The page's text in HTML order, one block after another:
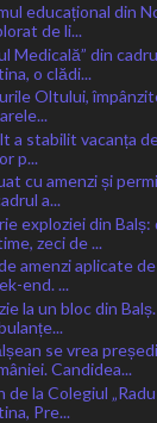
educațional din
de li...
Medicală” din
o clădi...
Oltului,
a stabilit vacanța
p...
cu amenzi și
a...
exploziei din Balș:
zeci de ...
amenzi aplicate
end. ...
la un bloc din
se vrea
Candidea...
de la Colegiul
Pre...